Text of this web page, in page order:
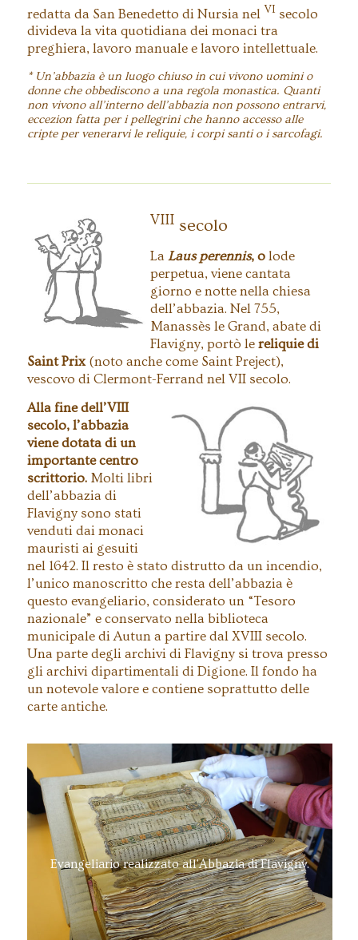
redatta da San Benedetto di Nursia nel VI secolo
divideva la vita quotidiana dei monaci tra
preghiera, lavoro manuale e lavoro intellettuale.
* Un’abbazia è un luogo chiuso in cui vivono uomini o
donne che obbediscono a una regola monastica. Quanti
non vivono all’interno dell’abbazia non possono entrarvi,
eccezion fatta per i pellegrini che hanno accesso alle
cripte per venerarvi le reliquie, i corpi santi o i sarcofagi.
VIIIsecolo
La Laus perennis, olode
perpetua, viene cantata
giorno e notte nella chiesa
dell’abbazia. Nel 755,
Manassès le Grand, abate di
Flavigny, portò le reliquie di
Saint Prix(noto anche come Saint Preject),
vescovo di Clermont-Ferrand nel VII secolo.
Alla fine dell’VIII
secolo, l’abbazia
viene dotata di un
importante centro
scrittorio. Molti libri
dell’abbazia di
Flavigny sono stati
venduti dai monaci
mauristi ai gesuiti
nel 1642. Il resto è stato distrutto da un incendio,
l’unico manoscritto che resta dell’abbazia è
questo evangeliario, considerato un “Tesoro
nazionale” e conservato nella biblioteca
municipale di Autun a partire dal XVIII secolo.
Una parte degli archivi di Flavigny si trova presso
gli archivi dipartimentali di Digione. Il fondo ha
un notevole valore e contiene soprattutto delle
carte antiche.
Evangeliario realizzato all'Abbazia di Flavigny.